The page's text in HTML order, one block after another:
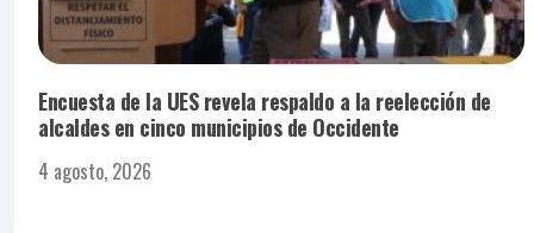
Encuesta de la UES revela respaldo a la reelección de
alcaldes en cinco municipios de Occidente
4 agosto, 2026